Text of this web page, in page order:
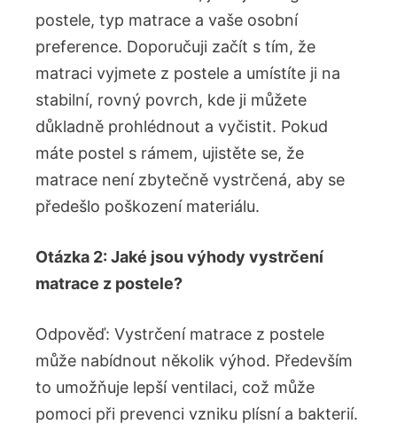
postele, typ matrace a vaše osobní
preference. Doporučuji začít s tím, že
matraci vyjmete z postele a umístíte ji na
stabilní, rovný povrch, kde ji můžete
důkladně prohlédnout a vyčistit. Pokud
máte postel s rámem, ujistěte se, že
matrace není zbytečně vystrčená, aby se
předešlo poškození materiálu.
Otázka 2: Jaké jsou výhody vystrčení
matrace z postele?
Odpověď: Vystrčení matrace z postele
může nabídnout několik výhod. Především
to umožňuje lepší ventilaci, což může
pomoci při prevenci vzniku plísní a bakterií.